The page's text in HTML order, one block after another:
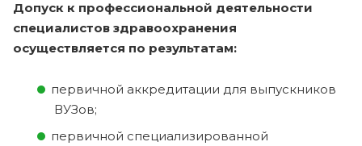
Допуск к профессиональной деятельности
специалистов здравоохранения
осуществляется по результатам:
первичной аккредитации для выпускников
ВУЗов;
первичной специализированной